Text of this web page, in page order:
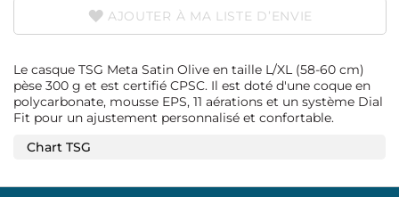
AJOUTER À MA LISTE D’ENVIE
Le casque TSG Meta Satin Olive en taille L/XL (58-60 cm)
pèse 300 g et est certifié CPSC. Il est doté d'une coque en
polycarbonate, mousse EPS, 11 aérations et un système Dial
Fit pour un ajustement personnalisé et confortable.
Chart TSG